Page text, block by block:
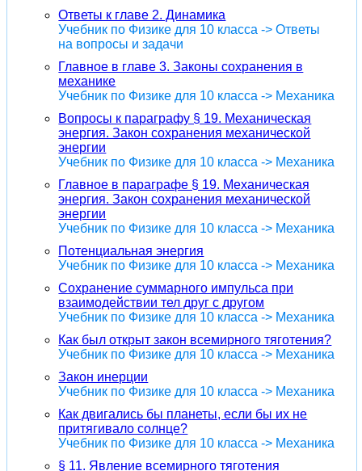
Ответы к главе 2. Динамика
Учебник по Физике для 10 класса -> Ответы
на вопросы и задачи
Главное в главе 3. Законы сохранения в
механике
Учебник по Физике для 10 класса -> Механика
Вопросы к параграфу § 19. Механическая
энергия. Закон сохранения механической
энергии
Учебник по Физике для 10 класса -> Механика
Главное в параграфе § 19. Механическая
энергия. Закон сохранения механической
энергии
Учебник по Физике для 10 класса -> Механика
Потенциальная энергия
Учебник по Физике для 10 класса -> Механика
Сохранение суммарного импульса при
взаимодействии тел друг с другом
Учебник по Физике для 10 класса -> Механика
Как был открыт закон всемирного тяготения?
Учебник по Физике для 10 класса -> Механика
Закон инерции
Учебник по Физике для 10 класса -> Механика
Как двигались бы планеты, если бы их не
притягивало солнце?
Учебник по Физике для 10 класса -> Механика
§ 11. Явление всемирного тяготения